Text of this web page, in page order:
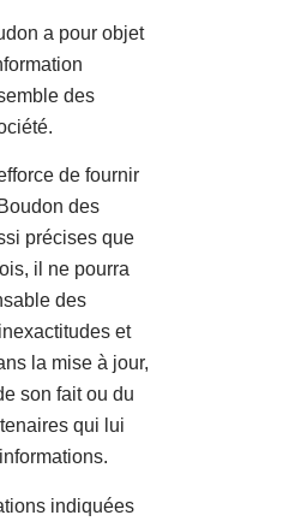
a pour objet
des
de fournir
des
précises que
il ne pourra
des
et
la mise à jour,
son fait ou du
qui lui
indiquées